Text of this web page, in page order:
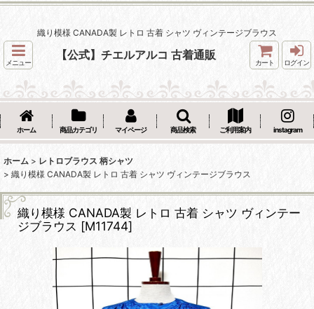
織り模様 CANADA製 レトロ 古着 シャツ ヴィンテージブラウス
メニュー
【公式】チエルアルコ 古着通販
カート ログイン
ホーム 商品カテゴリ マイページ 商品検索 ご利用案内 instagram
ホーム > レトロブラウス 柄シャツ
> 織り模様 CANADA製 レトロ 古着 シャツ ヴィンテージブラウス
織り模様 CANADA製 レトロ 古着 シャツ ヴィンテー
ジブラウス [M11744]